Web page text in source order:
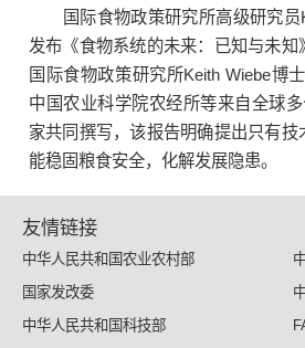
国际食物政策研究所高级研究员
发布《食物系统的未来：已知与未知
国际食物政策研究所Keith Wiebe博
中国农业科学院农经所等来自全球
家共同撰写，该报告明确提出只有
能稳固粮食安全，化解发展隐患。
友情链接
中华人民共和国农业农村部
国家发改委
中华人民共和国科技部